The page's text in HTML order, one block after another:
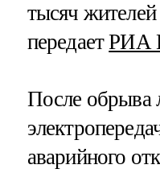
тысяч
передаетРИА
После обрыва
аварийного